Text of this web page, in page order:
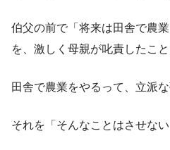
伯父の前で「将来は田舎で農
を、激しく母親が叱責したこ
田舎で農業をやるって、立派
それを「そんなことはさせない